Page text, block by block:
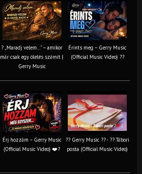
? „Maradj velem…” – amikor
már csak egy ölelés számít |
Gerry Music
Érints meg – Gerry Music
(Official Music Video) ??
Érj hozzám – Gerry Music
(Official Music Video) ❤️?
?? Gerry Music ?? - ?? Tábori
posta (Official Music Video)